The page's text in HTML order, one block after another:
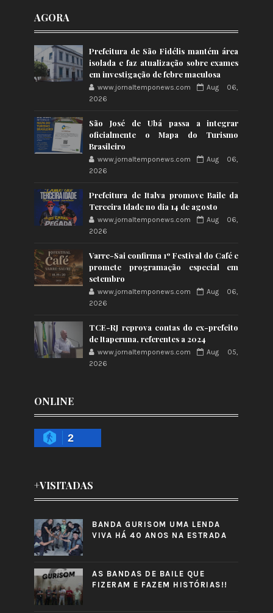
AGORA
Prefeitura de São Fidélis mantém área
isolada e faz atualização sobre exames
em investigação de febre maculosa
www.jornaltemponews.com
Aug 06,
2026
São José de Ubá passa a integrar
oficialmente o Mapa do Turismo
Brasileiro
www.jornaltemponews.com
Aug 06,
2026
Prefeitura de Italva promove Baile da
Terceira Idade no dia 14 de agosto
www.jornaltemponews.com
Aug 06,
2026
Varre-Sai confirma 1º Festival do Café e
promete programação especial em
setembro
www.jornaltemponews.com
Aug 06,
2026
TCE-RJ reprova contas do ex-prefeito
de Itaperuna, referentes a 2024
www.jornaltemponews.com
Aug 05,
2026
ONLINE
2
+VISITADAS
BANDA GURISOM UMA LENDA
VIVA HÁ 40 ANOS NA ESTRADA
AS BANDAS DE BAILE QUE
FIZERAM E FAZEM HISTÓRIAS!!